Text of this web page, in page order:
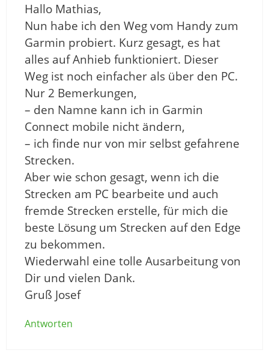
Hallo Mathias,
Nun habe ich den Weg vom Handy zum
Garmin probiert. Kurz gesagt, es hat
alles auf Anhieb funktioniert. Dieser
Weg ist noch einfacher als über den PC.
Nur 2 Bemerkungen,
– den Namne kann ich in Garmin
Connect mobile nicht ändern,
– ich finde nur von mir selbst gefahrene
Strecken.
Aber wie schon gesagt, wenn ich die
Strecken am PC bearbeite und auch
fremde Strecken erstelle, für mich die
beste Lösung um Strecken auf den Edge
zu bekommen.
Wiederwahl eine tolle Ausarbeitung von
Dir und vielen Dank.
Gruß Josef
Antworten